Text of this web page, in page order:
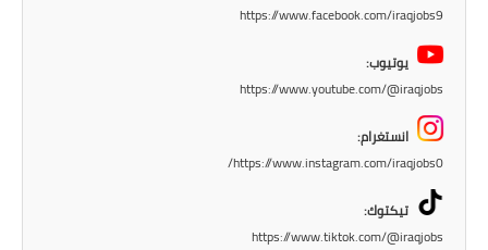
https://www.facebook.com/iraqjobs9
يوتيوب:
https://www.youtube.com/@iraqjobs
انستغرام:
https://www.instagram.com/iraqjobs0/
تيكتوك:
https://www.tiktok.com/@iraqjobs